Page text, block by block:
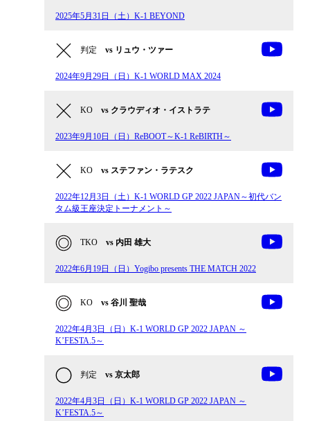
2025年5月31日（土）K-1 BEYOND
判定 vs リュウ・ツァー
2024年9月29日（日）K-1 WORLD MAX 2024
KO vs クラウディオ・イストラテ
2023年9月10日（日）ReBOOT～K-1 ReBIRTH～
KO vs ステファン・ラテスク
2022年12月3日（土）K-1 WORLD GP 2022 JAPAN～初代バン
タム級王座決定トーナメント～
TKO vs 内田 雄大
2022年6月19日（日）Yogibo presents THE MATCH 2022
KO vs 谷川 聖哉
2022年4月3日（日）K-1 WORLD GP 2022 JAPAN ～
K’FESTA.5～
判定 vs 京太郎
2022年4月3日（日）K-1 WORLD GP 2022 JAPAN ～
K’FESTA.5～